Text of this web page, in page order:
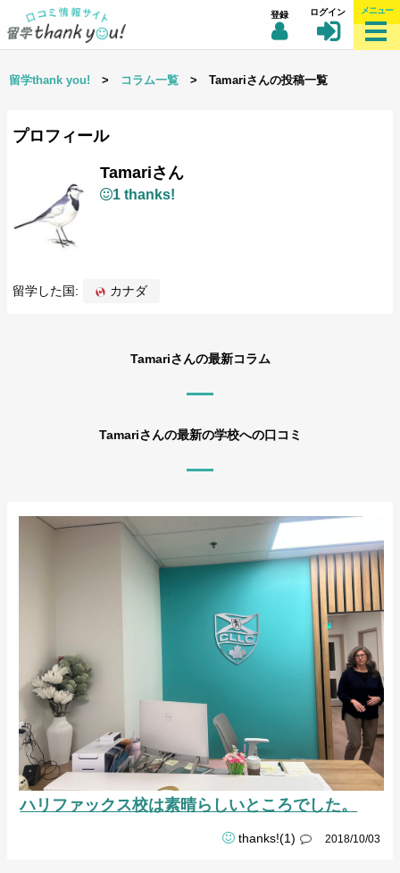
登録 ログイン メニュー
留学thank you! > コラム一覧 > Tamariさんの投稿一覧
プロフィール
Tamariさん
1 thanks!
留学した国: カナダ
Tamariさんの最新コラム
Tamariさんの最新の学校への口コミ
ハリファックス校は素晴らしいところでした。
thanks!(1) 2018/10/03